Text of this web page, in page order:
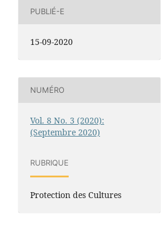
PUBLIÉ-E
15-09-2020
NUMÉRO
Vol. 8 No. 3 (2020):
(Septembre 2020)
RUBRIQUE
Protection des Cultures